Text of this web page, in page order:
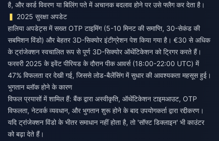
है, और कार्ड विवरण या बिलिंग पते में अचानक बदलाव होने पर उसे फ्लैग कर देता है।
2025 सुरक्षा अपडेट
हालिया अपडेट्स में सख्त OTP टाइमिंग (5-10 मिनट की समाप्ति, 30-सेकंड की
सबमिशन विंडो) और बेहतर 3D-सिक्योर इंटीग्रेशन पेश किया गया है। €30 से अधिक
के ट्रांजेक्शन स्वचालित रूप से पूर्ण 3D-सिक्योर ऑथेंटिकेशन को ट्रिगर करते हैं।
फरवरी 2025 के इवेंट पीरियड के दौरान पीक आवर्स (18:00-22:00 UTC) में
47% विफलता दर देखी गई, जिससे लोड-बैलेंसिंग में सुधार की आवश्यकता महसूस हुई।
भुगतान ब्लॉक होने के कारण
विफल प्रयासों में शामिल हैं: बैंक द्वारा अस्वीकृति, ऑथेंटिकेशन टाइमआउट, OTP
विफलता, नेटवर्क व्यवधान, और भुगतान शुरू होने के बाद उपयोगकर्ता द्वारा रद्दीकरण।
यदि ट्रांजेक्शन विंडो के भीतर समाधान नहीं होता है, तो 'सॉफ्ट डिक्लाइन' भी काउंटर
को बढ़ा देते हैं।